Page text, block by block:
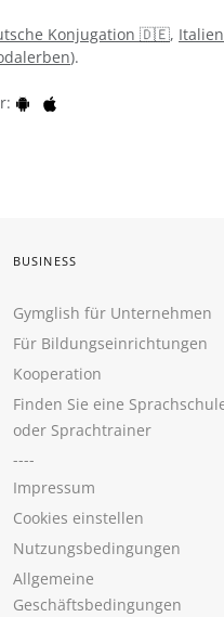
Konjugation 🇩🇪,
).
BUSINESS
Gymglish für Unternehmen
Für Bildungseinrichtungen
Kooperation
Finden Sie eine
oder Sprachtrainer
----
Impressum
Cookies einstellen
Nutzungsbedingungen
Allgemeine
Geschäftsbedingungen